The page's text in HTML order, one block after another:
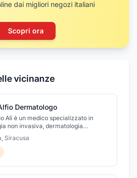
dai migliori negozi italiani
Scopri ora
vicinanze
Dermatologo
Alì è un medico specializzato in
non invasiva, dermatologia
allergologica e
Nello studio presso il Centro
Santa Lucia a Siracusa, è
una visita specialistica per la
cura e il trattamento di tutte le
legate a malattie della cute, delle
, Siracusa